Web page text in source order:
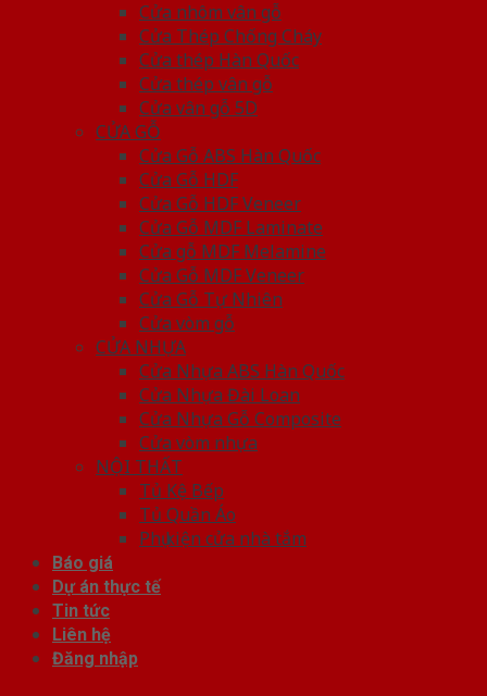
Cửa nhôm vân gỗ
Cửa Thép Chống Cháy
Cửa thép Hàn Quốc
Cửa thép vân gỗ
Cửa vân gỗ 5D
CỬA GỖ
Cửa Gỗ ABS Hàn Quốc
Cửa Gỗ HDF
Cửa Gỗ HDF Veneer
Cửa Gỗ MDF Laminate
Cửa gỗ MDF Melamine
Cửa Gỗ MDF Veneer
Cửa Gỗ Tự Nhiên
Cửa vòm gỗ
CỬA NHỰA
Cửa Nhựa ABS Hàn Quốc
Cửa Nhựa Đài Loan
Cửa Nhựa Gỗ Composite
Cửa vòm nhựa
NỘI THẤT
Tủ Kệ Bếp
Tủ Quần Áo
Phụ kiện cửa nhà tắm
Báo giá
Dự án thực tế
Tin tức
Liên hệ
Đăng nhập